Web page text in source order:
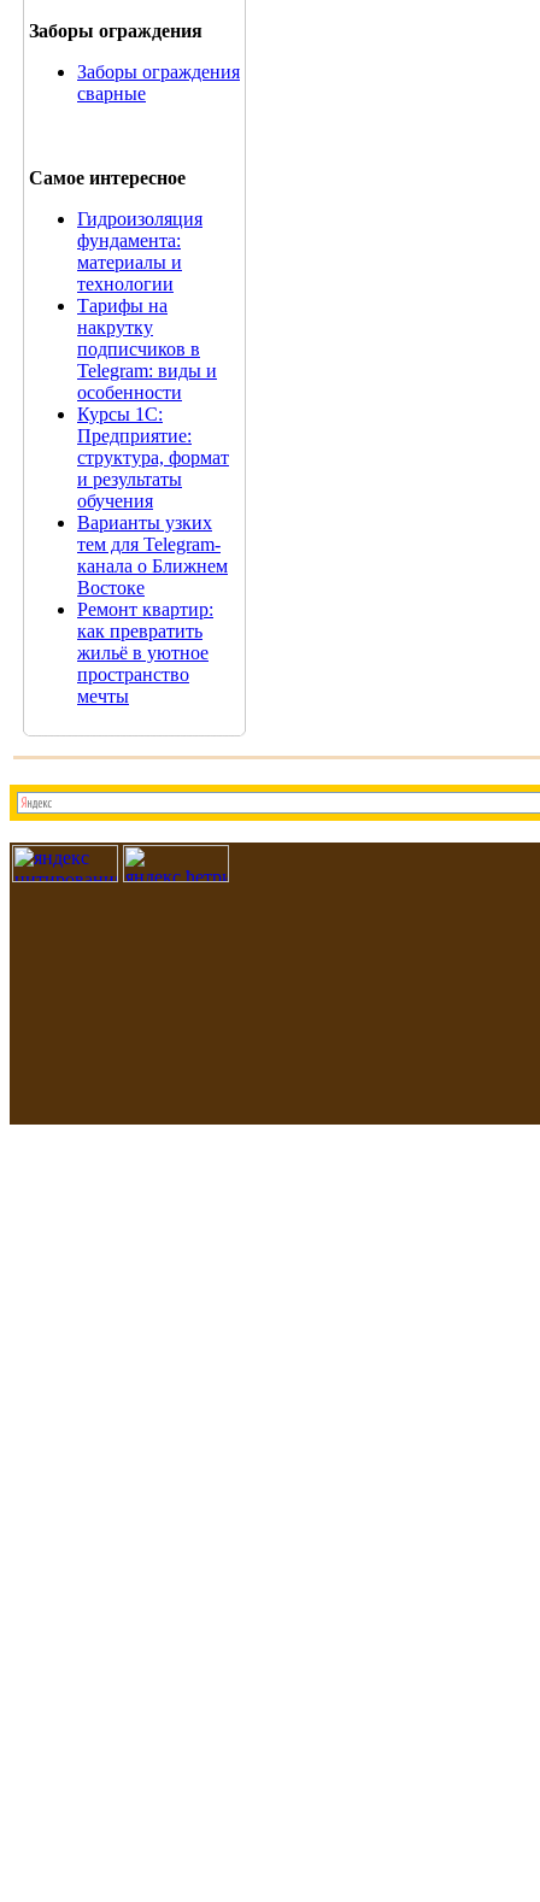
Заборы ограждения
Заборы ограждения
сварные
Самое интересное
Гидроизоляция
фундамента:
материалы и
технологии
Тарифы на
накрутку
подписчиков в
Telegram: виды и
особенности
Курсы 1С:
Предприятие:
структура, формат
и результаты
обучения
Варианты узких
тем для Telegram-
канала о Ближнем
Востоке
Ремонт квартир:
как превратить
жильё в уютное
пространство
мечты